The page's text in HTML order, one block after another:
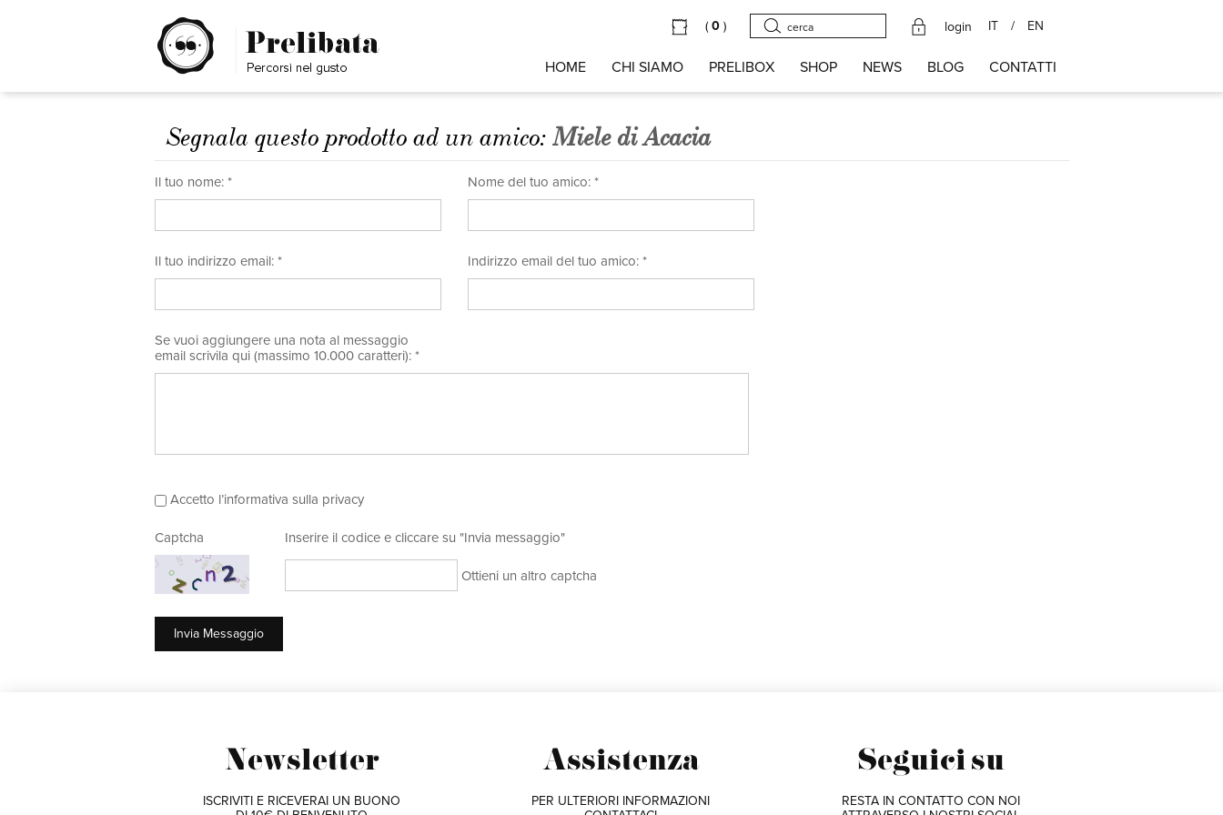
( 0) login IT / EN
HOME CHI SIAMO PRELIBOX SHOP NEWS BLOG CONTATTI
Segnala questo prodotto ad un amico:Miele di Acacia
Il tuo nome: * Nome del tuo amico: *
Il tuo indirizzo email: * Indirizzo email del tuo amico: *
Se vuoi aggiungere una nota al messaggio
email scrivila qui (massimo 10.000 caratteri): *
Accetto l’informativa sulla privacy
Captcha Inserire il codice e cliccare su "Invia messaggio"
Ottieni un altro captcha
Newsletter
ISCRIVITI E RICEVERAI UN BUONO
Assistenza
PER ULTERIORI INFORMAZIONI
Seguici su
RESTA IN CONTATTO CON NOI